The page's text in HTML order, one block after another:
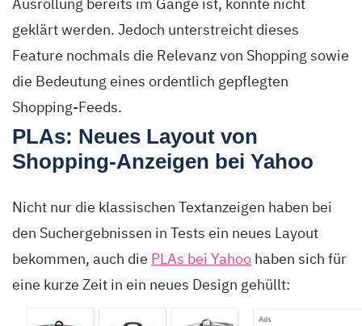
Ausrollung bereits im Gange ist, konnte nicht
geklärt werden. Jedoch unterstreicht dieses
Feature nochmals die Relevanz von Shopping sowie
die Bedeutung eines ordentlich gepflegten
Shopping-Feeds.
PLAs: Neues Layout von
Shopping-Anzeigen bei Yahoo
Nicht nur die klassischen Textanzeigen haben bei
den Suchergebnissen in Tests ein neues Layout
bekommen, auch die PLAs bei Yahoo haben sich für
eine kurze Zeit in ein neues Design gehüllt: